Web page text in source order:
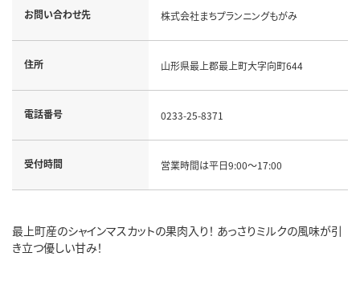
お問い合わせ先 株式会社まちプランニングもがみ
住所 山形県最上郡最上町大字向町644
電話番号 0233-25-8371
受付時間 営業時間は平日9:00～17:00
最上町産のシャインマスカットの果肉入り！ あっさりミルクの風味が引
き立つ優しい甘み！